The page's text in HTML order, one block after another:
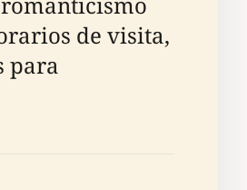
de visita,
para